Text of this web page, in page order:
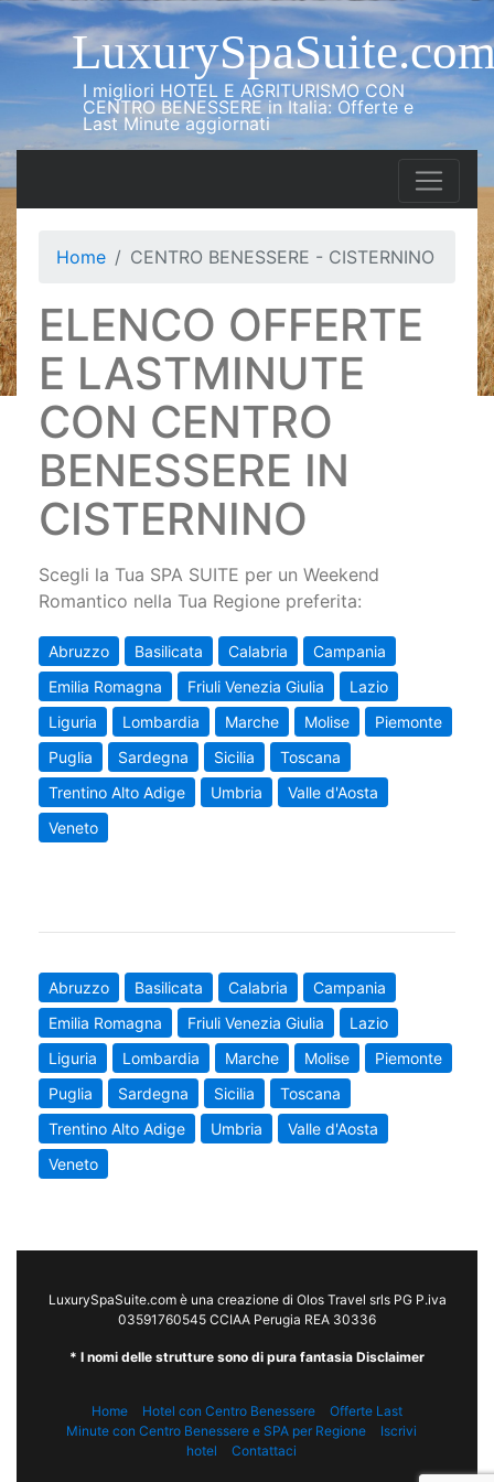
I migliori HOTEL E AGRITURISMO CON
CENTRO BENESSERE in Italia: Offerte e
Last Minute aggiornati
Home CENTRO BENESSERE - CISTERNINO
ELENCO OFFERTE
E LASTMINUTE
CON CENTRO
BENESSERE IN
CISTERNINO
Scegli la Tua SPA SUITE per un Weekend
Romantico nella Tua Regione preferita:
Abruzzo Basilicata Calabria
Campania
Emilia Romagna
Friuli Venezia Giulia
Lazio
Liguria
Lombardia Marche Molise
Piemonte
Puglia
Sardegna Sicilia
Toscana
Trentino Alto Adige
Umbria
Valle d'Aosta
Veneto
Abruzzo Basilicata Calabria
Campania
Emilia Romagna
Friuli Venezia Giulia
Lazio
Liguria
Lombardia Marche Molise
Piemonte
Puglia
Sardegna Sicilia
Toscana
Trentino Alto Adige
Umbria
Valle d'Aosta
Veneto
LuxurySpaSuite.com è una creazione di Olos Travel srls PG P.iva
03591760545 CCIAA Perugia REA 30336
* I nomi delle strutture sono di pura fantasia Disclaimer
Home Hotel con Centro Benessere
Offerte Last
Minute con Centro Benessere e SPA per Regione
Iscrivi
hotel
Contattaci